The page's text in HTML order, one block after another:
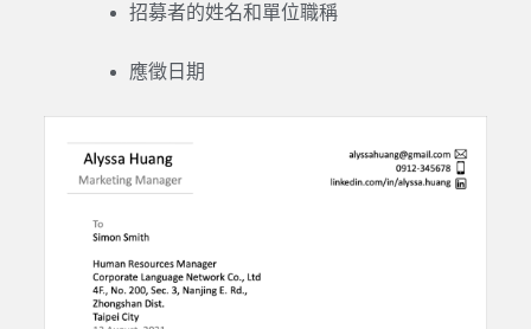
招募者的姓名和單位職稱
應徵日期